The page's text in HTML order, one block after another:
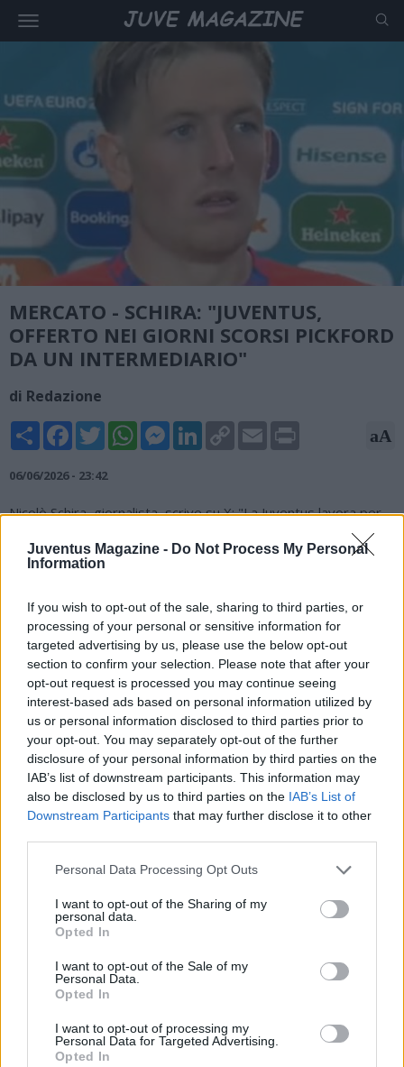
Juventus Magazine - Do Not Process My Personal
Information
If you wish to opt-out of the sale, sharing to third parties, or
processing of your personal or sensitive information for
targeted advertising by us, please use the below opt-out
section to confirm your selection. Please note that after your
opt-out request is processed you may continue seeing
interest-based ads based on personal information utilized by
us or personal information disclosed to third parties prior to
your opt-out. You may separately opt-out of the further
disclosure of your personal information by third parties on the
IAB’s list of downstream participants. This information may
also be disclosed by us to third parties on the IAB’s List of
Downstream Participants that may further disclose it to other
Personal Data Processing Opt Outs
I want to opt-out of the Sharing of my
personal data.
Opted In
I want to opt-out of the Sale of my
Personal Data.
Opted In
I want to opt-out of processing my
Personal Data for Targeted Advertising.
Opted In
MERCATO - SCHIRA: "JUVENTUS,
OFFERTO NEI GIORNI SCORSI PICKFORD
DA UN INTERMEDIARIO"
di Redazione
Share FacebookTwitterWhatsAppMessengerLinkedInCopy
Link
Email aA
06/06/2026 - 23:42
Nicolò Schira, giornalista, scrive su X: "La Juventus lavora per
ingaggiare un nuovo portiere: Jordan Pickford (Everton) è
stato offerto alla Juve da un intermediario nei giorni scorsi".
#Pickford(Everton) has been offered to #Juveby an
intermediary in the last days,#transfers
— Nicolò Schira (@NicoSchira)June 6, 2026
VAI ALLA VERSIONE CLASSICA